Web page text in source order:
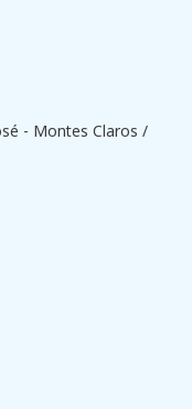
- Montes Claros /